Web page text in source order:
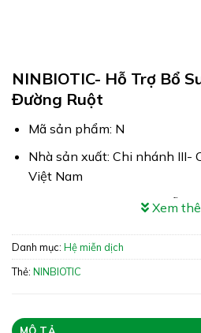
NINBIOTIC- Hỗ Trợ Bổ
Đường Ruột
Mã sản phẩm: N
Nhà sản xuất: Chi nhánh III-
Việt Nam
Công dụng: NINBIOTIC Hỗ
Xuất xứ: Việt Nam
Giấy phép: 7504/2023/ĐKSP
Xem
Danh mục: Hệ miễn dịch
Thẻ: NINBIOTIC
MÔ TẢ